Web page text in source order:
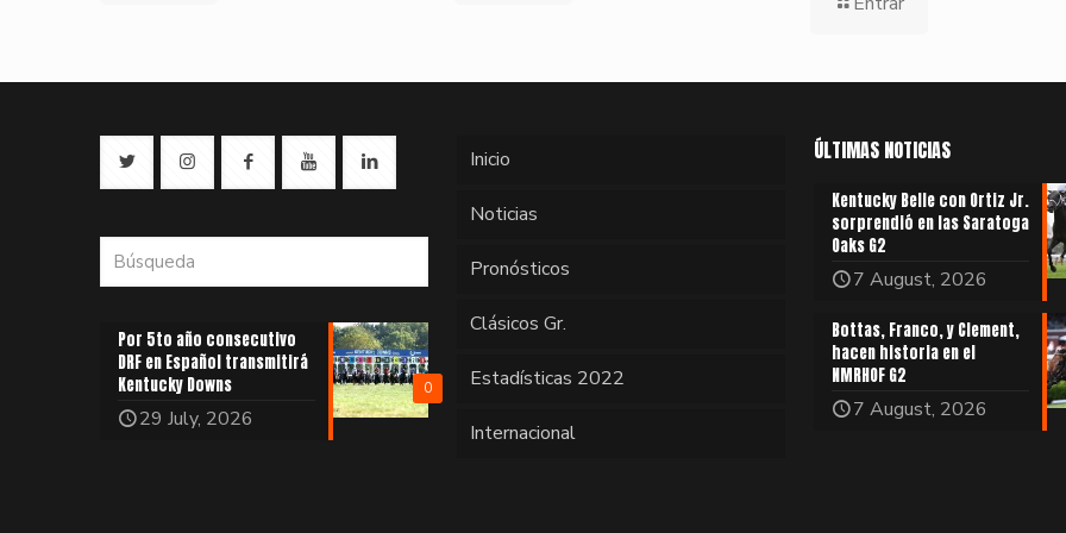
0
Por 5to año consecutivo
DRF en Español transmitirá
Kentucky Downs
29 July, 2026
Inicio
Noticias
Pronósticos
Clásicos Gr.
Estadísticas 2022
Internacional
ÚLTIMAS NOTICIAS
Kentucky Belle con Ortiz Jr.
sorprendió en las Saratoga
Oaks G2
7 August, 2026
Bottas, Franco, y Clement,
hacen historia en el
NMRHOF G2
7 August, 2026